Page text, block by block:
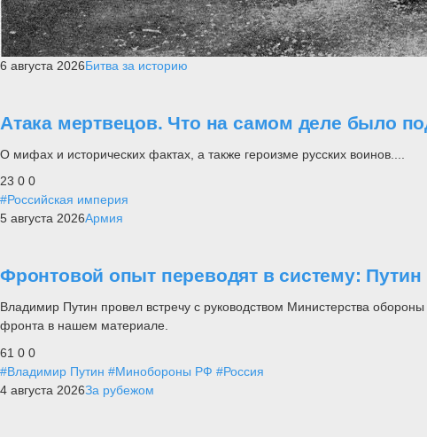
6 августа 2026Битва за историю
Атака мертвецов. Что на самом деле было
О мифах и исторических фактах, а также героизме русских воинов....
23 0 0
#Российская империя
5 августа 2026Армия
Фронтовой опыт переводят в систему:
Владимир Путин провел встречу с руководством Министерства
фронта в нашем материале.
61 0 0
#Владимир Путин #Минобороны РФ #Россия
4 августа 2026За рубежом